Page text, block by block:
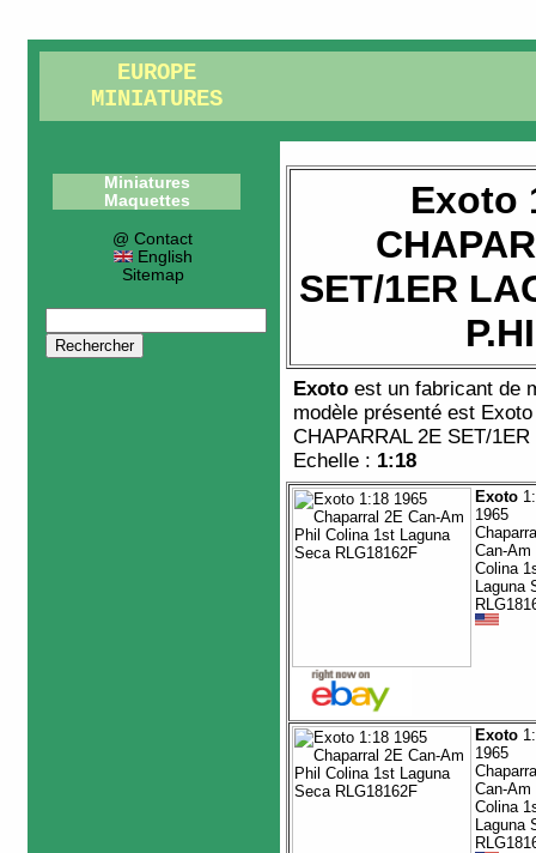
EUROPE
MINIATURES
Miniatures
Maquettes
@ Contact
English
Sitemap
Exoto
SET/1ER
Exoto est un fabricant de
modèle présenté est
CHAPARRAL 2E SET/
Echelle : 1:18
Exoto
1965
Can-Am
Colina
Laguna
Exoto
1965
Can-Am
Colina
Laguna